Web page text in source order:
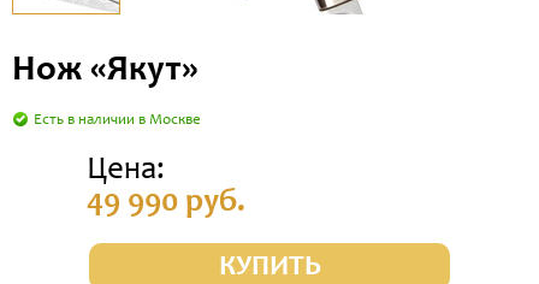
Нож «Якут»
Есть в наличии в Москве
Цена:
49 990 руб.
КУПИТЬ